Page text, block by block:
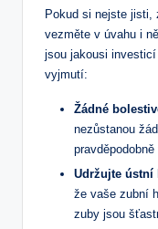
Pokud si nejste jisti,
vezměte v úvahu i
jsou jakousi
vyjmutí:
Žádné
nezůstanou
pravděpodobně
Udržujte ústní
že vaše zubní
zuby jsou